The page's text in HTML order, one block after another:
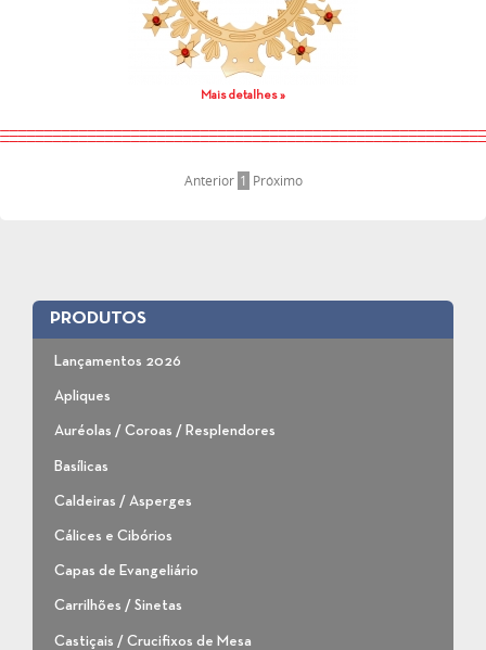
Mais detalhes »
Anterior 1 Próximo
PRODUTOS
Lançamentos 2026
Apliques
Auréolas / Coroas / Resplendores
Basílicas
Caldeiras / Asperges
Cálices e Cibórios
Capas de Evangeliário
Carrilhões / Sinetas
Castiçais / Crucifixos de Mesa